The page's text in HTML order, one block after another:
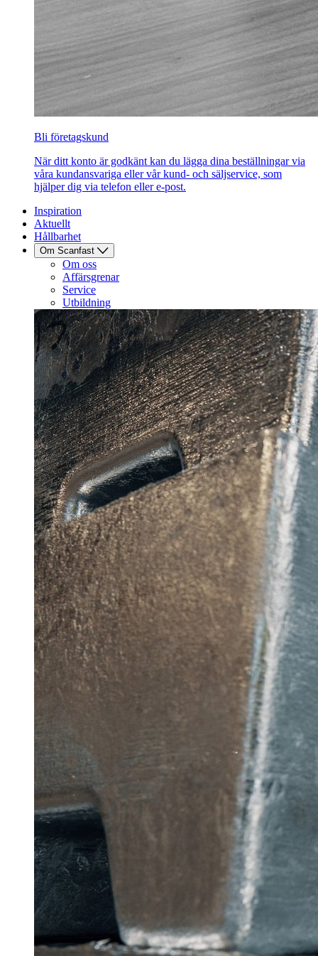
Bli företagskund
När ditt konto är godkänt kan du lägga dina beställningar via
våra kundansvariga eller vår kund- och säljservice, som
hjälper dig via telefon eller e-post.
Inspiration
Aktuellt
Hållbarhet
Om Scanfast
Om oss
Affärsgrenar
Service
Utbildning